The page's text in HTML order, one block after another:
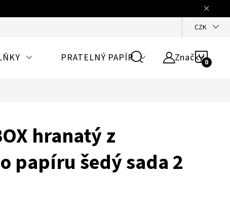
VZORNÍK BAREV
CZK
PRATELNÝ PAPÍR Značky
hranatý z
papíru šedý sada 2